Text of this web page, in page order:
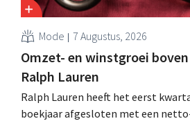
Mode 7 Augustus, 2026
Omzet- en winstgroei
Ralph Lauren
Ralph Lauren heeft het eerst
boekjaar afgesloten met een